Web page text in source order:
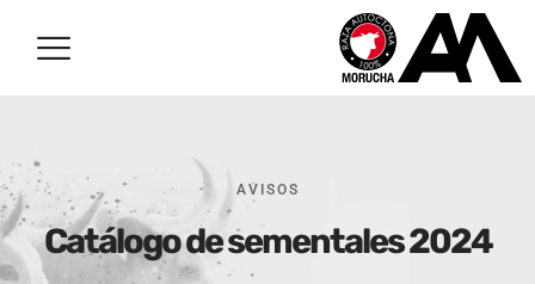
AVISOS
Catálogo de sementales 2024